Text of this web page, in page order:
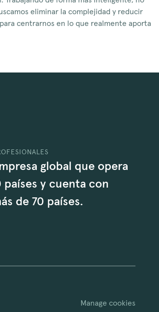
eliminar la complejidad y reducir
centrarnos en lo que realmente aporta
global que opera
países y cuenta con
de 70 países.
Manage cookies